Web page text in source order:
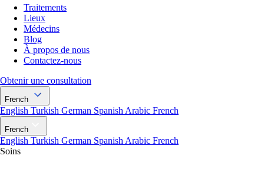
Traitements
Lieux
Médecins
Blog
À propos de nous
Contactez-nous
Obtenir une consultation
French
English Turkish German Spanish Arabic French
French
English Turkish German Spanish Arabic French
Soins